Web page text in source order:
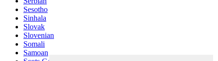
Sesotho
Sinhala
Slovak
Slovenian
Somali
Samoan